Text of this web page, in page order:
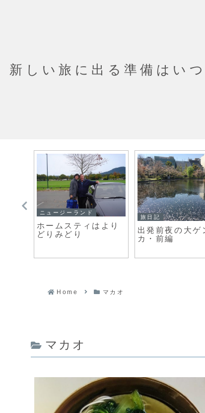
新しい旅に出る準備はい
ニュージーランド
ホームスティはより
どりみどり
旅日記
出発前夜の大ゲ
カ・前編
Home マカオ
マカオ